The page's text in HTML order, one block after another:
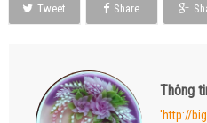
Tweet Share
Thông
'http://